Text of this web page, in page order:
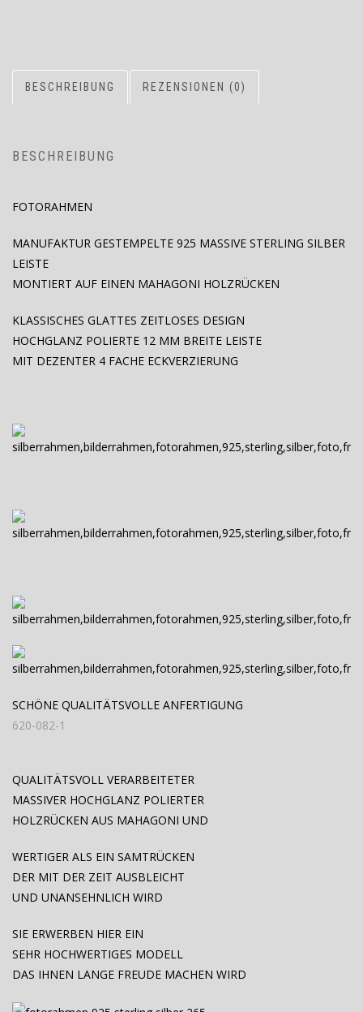
BESCHREIBUNG REZENSIONEN (0)
BESCHREIBUNG
FOTORAHMEN
MANUFAKTUR GESTEMPELTE 925 MASSIVE STERLING SILBER
LEISTE
MONTIERT AUF EINEN MAHAGONI HOLZRÜCKEN
KLASSISCHES GLATTES ZEITLOSES DESIGN
HOCHGLANZ POLIERTE 12 MM BREITE LEISTE
MIT DEZENTER 4 FACHE ECKVERZIERUNG
SCHÖNE QUALITÄTSVOLLE ANFERTIGUNG
620-082-1
QUALITÄTSVOLL VERARBEITETER
MASSIVER HOCHGLANZ POLIERTER
HOLZRÜCKEN AUS MAHAGONI UND
WERTIGER ALS EIN SAMTRÜCKEN
DER MIT DER ZEIT AUSBLEICHT
UND UNANSEHNLICH WIRD
SIE ERWERBEN HIER EIN
SEHR HOCHWERTIGES MODELL
DAS IHNEN LANGE FREUDE MACHEN WIRD